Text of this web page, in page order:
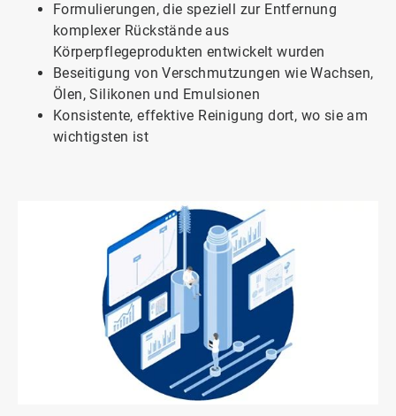
Formulierungen, die speziell zur Entfernung
komplexer Rückstände aus
Körperpflegeprodukten entwickelt wurden
Beseitigung von Verschmutzungen wie Wachsen,
Ölen, Silikonen und Emulsionen
Konsistente, effektive Reinigung dort, wo sie am
wichtigsten ist